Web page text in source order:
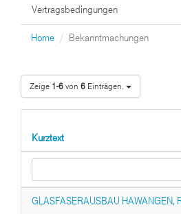
Vertragsbedingungen
Home Bekanntmachungen
Zeige 1-6von 6 Einträgen.
Kurztext
GLASFASERAUSBAU HAWANGEN,